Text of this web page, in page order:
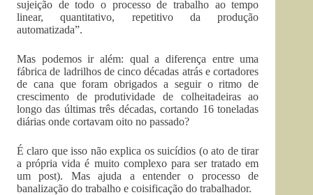
sujeição de todo o processo de trabalho ao tempo
linear, quantitativo, repetitivo da produção
automatizada”.
Mas podemos ir além: qual a diferença entre uma
fábrica de ladrilhos de cinco décadas atrás e cortadores
de cana que foram obrigados a seguir o ritmo de
crescimento de produtividade de colheitadeiras ao
longo das últimas três décadas, cortando 16 toneladas
diárias onde cortavam oito no passado?
É claro que isso não explica os suicídios (o ato de tirar
a própria vida é muito complexo para ser tratado em
um post). Mas ajuda a entender o processo de
banalização do trabalho e coisificação do trabalhador.